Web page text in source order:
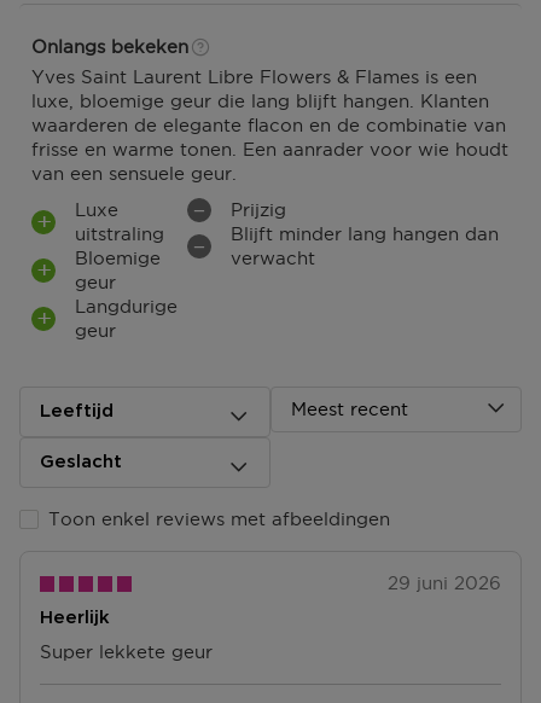
Zodra jouw pakket klaar ligt dan ontvang je een mail.
Deze kun je op vertoon van de track & trace code
ophalen.
Ga naar meer info en FAQ’s over levering.
Terugsturen
Na ontvangst van jouw bestelling producten heb je 14
dagen om deze (gedeeltelijk) terug te sturen of te
herroepen. Na de herroeping heb je dan nog eens 14
dagen de tijd om de producten te retourneren. Om
voor herroeping
Omruilen of terugbrengen in de winkel
retourformulier in te vullen. Neem wel je
Meer vragen rond bestellen? Die vind je op onze FAQ
Onlangs bekeken
Yves Saint Laurent Libre Flowers & Flames is een
luxe, bloemige geur die lang blijft hangen. Klanten
waarderen de elegante flacon en de combinatie van
frisse en warme tonen. Een aanrader voor wie houdt
van een sensuele geur.
Luxe
uitstraling
Bloemige
geur
Langdurige
geur
Prijzig
Blijft minder lang hangen dan
verwacht
Leeftijd
Geslacht
Toon enkel reviews met afbeeldingen
Meest recent
29 juni 2026
Heerlijk
Super lekkete geur